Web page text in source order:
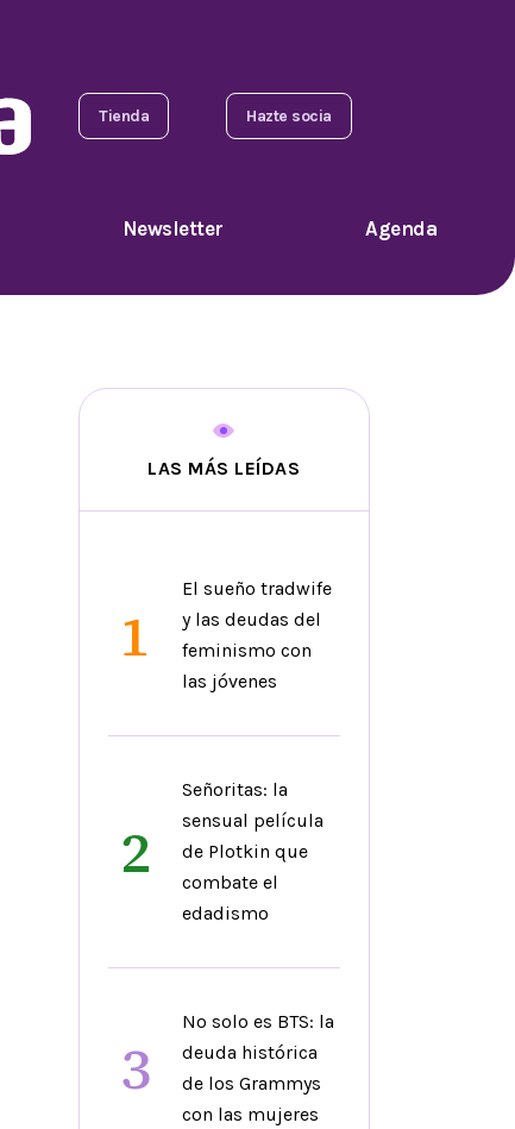
Tienda Hazte socia
Newsletter Agenda
LAS MÁS LEÍDAS
1
El sueño tradwife
y las deudas del
feminismo con
las jóvenes
2
Señoritas: la
sensual película
de Plotkin que
combate el
edadismo
3
No solo es BTS: la
deuda histórica
de los Grammys
con las mujeres